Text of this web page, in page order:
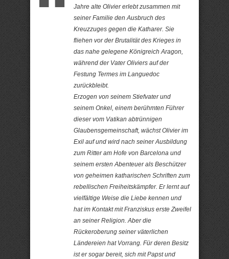
Jahre alte Olivier erlebt zusammen mit
seiner Familie den Ausbruch des
Kreuzzuges gegen die Katharer. Sie
fliehen vor der Brutalität des Krieges in
das nahe gelegene Königreich Aragon,
während der Vater Oliviers auf der
Festung Termes im Languedoc
zurückbleibt.
Erzogen von seinem Stiefvater und
seinem Onkel, einem berühmten Führer
dieser vom Vatikan abtrünnigen
Glaubensgemeinschaft, wächst Olivier im
Exil auf und wird nach seiner Ausbildung
zum Ritter am Hofe von Barcelona und
seinem ersten Abenteuer als Beschützer
von geheimen katharischen Schriften zum
rebellischen Freiheitskämpfer. Er lernt auf
vielfältige Weise die Liebe kennen und
hat im Kontakt mit Franziskus erste Zweifel
an seiner Religion. Aber die
Rückeroberung seiner väterlichen
Ländereien hat Vorrang. Für deren Besitz
ist er sogar bereit, sich mit Papst und